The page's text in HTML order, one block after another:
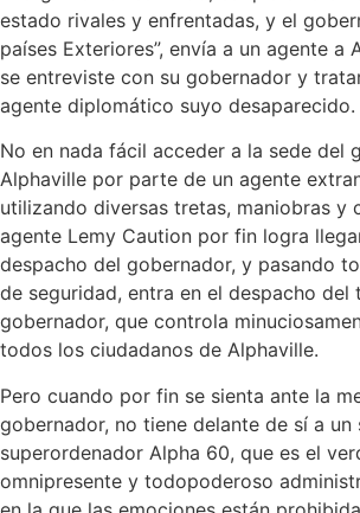
estado rivales y enfrentadas, y el
países Exteriores”, envía a un agente a
se entreviste con su gobernador y
agente diplomático suyo desaparecido.
No en nada fácil acceder a la sede del
Alphaville por parte de un agente
utilizando diversas tretas, maniobras y
agente Lemy Caution por fin logra
despacho del gobernador, y pasando
de seguridad, entra en el despacho del
gobernador, que controla
todos los ciudadanos de Alphaville.
Pero cuando por fin se sienta ante la
gobernador, no tiene delante de sí a un
superordenador Alpha 60, que es el
omnipresente y todopoderoso